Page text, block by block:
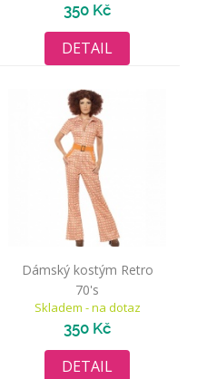
350 Kč
DETAIL
Dámský kostým Retro
70's
Skladem - na dotaz
350 Kč
DETAIL